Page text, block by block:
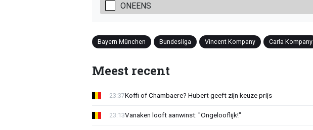
ONEENS
Bayern München Bundesliga Vincent Kompany Carla Kompany
Meest recent
Koffi of Chambaere? Hubert geeft zijn keuze prijs
23:37
Vanaken looft aanwinst: "Ongelooflijk!"
23:13